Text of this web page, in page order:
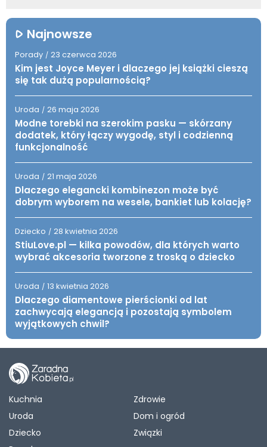
Najnowsze
Porady / 23 czerwca 2026
Kim jest Joyce Meyer i dlaczego jej książki cieszą
się tak dużą popularnością?
Uroda / 26 maja 2026
Modne torebki na szerokim pasku — skórzany
dodatek, który łączy wygodę, styl i codzienną
funkcjonalność
Uroda / 21 maja 2026
Dlaczego elegancki kombinezon może być
dobrym wyborem na wesele, bankiet lub kolację?
Dziecko / 28 kwietnia 2026
StiuLove.pl — kilka powodów, dla których warto
wybrać akcesoria tworzone z troską o dziecko
Uroda / 13 kwietnia 2026
Dlaczego diamentowe pierścionki od lat
zachwycają elegancją i pozostają symbolem
wyjątkowych chwil?
Kuchnia
Zdrowie
Uroda
Dom i ogród
Dziecko
Związki